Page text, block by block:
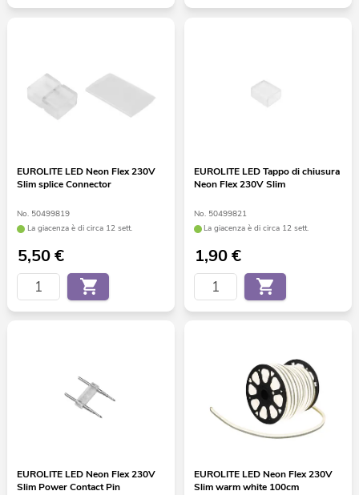
EUROLITE LED Neon Flex 230V
Slim splice Connector
No. 50499819
La giacenza è di circa 12 sett.
5,50€
EUROLITE LED Tappo di chiusura
Neon Flex 230V Slim
No. 50499821
La giacenza è di circa 12 sett.
1,90€
EUROLITE LED Neon Flex 230V
Slim Power Contact Pin
EUROLITE LED Neon Flex 230V
Slim warm white 100cm